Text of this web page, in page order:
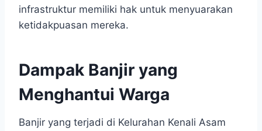
infrastruktur memiliki hak untuk menyuarakan
ketidakpuasan mereka.
Dampak Banjir yang
Menghantui Warga
Banjir yang terjadi di Kelurahan Kenali Asam